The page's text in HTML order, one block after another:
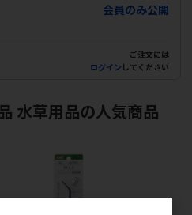
会員のみ公開
ご注文には
ログイン してください
水草用品の人気商品